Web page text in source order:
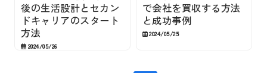
後の生活設計とセカン
ドキャリアのスタート
方法
2024/05/26
で会社を買収する方法
と成功事例
2024/05/25